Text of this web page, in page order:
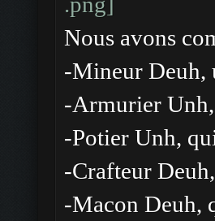
Nous avons
-Mineur Deuh,
-Armurier
-Potier Unh,
-Crafteur
-Macon Deuh,